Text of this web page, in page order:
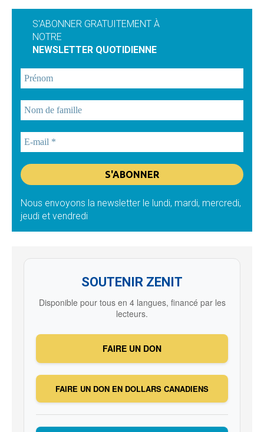
S'ABONNER GRATUITEMENT À
NOTRE
NEWSLETTER QUOTIDIENNE
Nous envoyons la newsletter le lundi, mardi, mercredi,
jeudi et vendredi
SOUTENIR ZENIT
Disponible pour tous en 4 langues, financé par les
lecteurs.
FAIRE UN DON
FAIRE UN DON EN DOLLARS CANADIENS